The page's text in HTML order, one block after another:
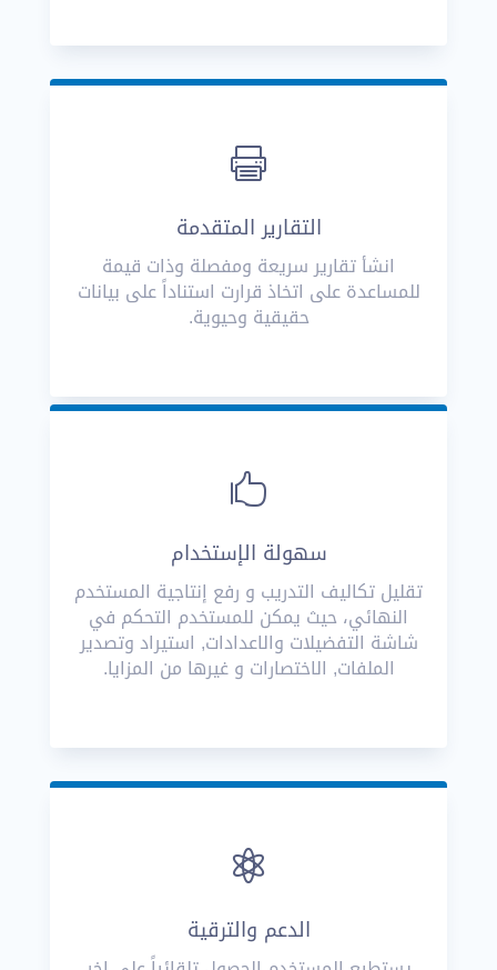

التقارير المتقدمة
انشأ تقارير سريعة ومفصلة وذات قيمة
للمساعدة على اتخاذ قرارت استناداً على بيانات
حقيقية وحيوية.

سهولة الإستخدام
تقليل تكاليف التدريب و رفع إنتاجية المستخدم
النهائي، حيث يمكن للمستخدم التحكم في
شاشة التفضيلات والاعدادات, استيراد وتصدير
الملفات, الاختصارات و غيرها من المزايا.

الدعم والترقية